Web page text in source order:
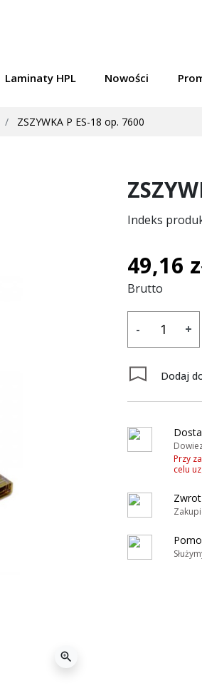
Laminaty HPL Nowości
ZSZYWKA P ES-18 op. 7600
zoom_in
Indeks
49,16
Brutto
- +
Dodaj
Przy
celu